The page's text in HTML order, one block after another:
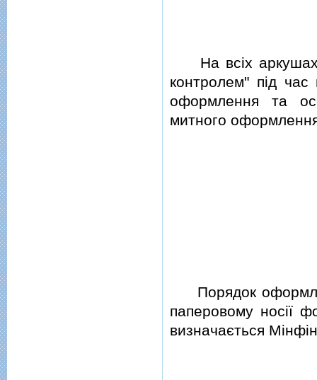
На всiх аркушах
контролем" пiд
оформлення та
митного
Порядок
паперовому
визначається